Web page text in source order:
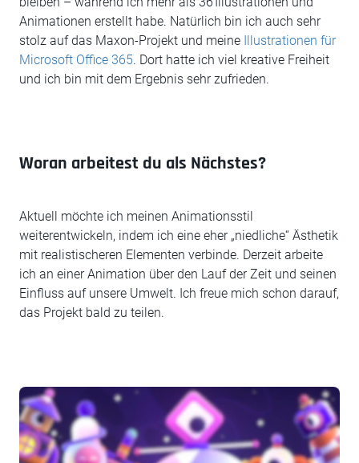
Animationen erstellt habe. Natürlich bin ich auch sehr
stolz auf das Maxon-Projekt und meine
Illustrationen für
Microsoft Office 365. Dort hatte ich viel kreative Freiheit
und ich bin mit dem Ergebnis sehr zufrieden.
Woran arbeitest du als Nächstes?
Aktuell möchte ich meinen Animationsstil
weiterentwickeln, indem ich eine eher „niedliche“ Ästhetik
mit realistischeren Elementen verbinde. Derzeit arbeite
ich an einer Animation über den Lauf der Zeit und seinen
Einfluss auf unsere Umwelt. Ich freue mich schon darauf,
das Projekt bald zu teilen.